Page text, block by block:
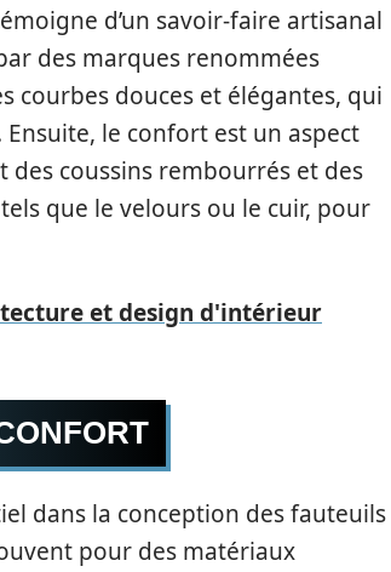
d’un savoir-faire artisanal
des marques renommées
courbes douces et élégantes, qui
le confort est un aspect
coussins rembourrés et des
que le velours ou le cuir, pour
et design d'intérieur
dans la conception des fauteuils
pour des matériaux